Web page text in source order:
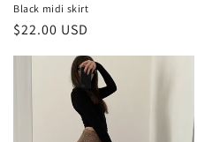
Black midi skirt
Prezzo
di
$22.00 USD